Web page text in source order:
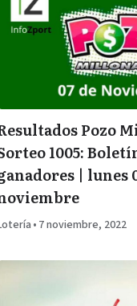
Pozo
1005:
| lunes
• 7 noviembre, 2022